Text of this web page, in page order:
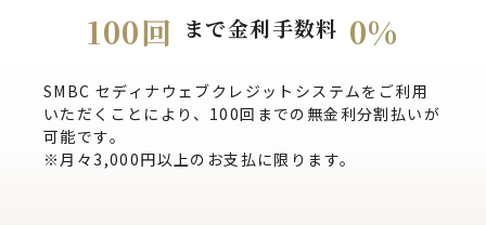
100回 まで金利手数料 0%
SMBC セディナウェブクレジットシステムをご利用
いただくことにより、100回までの無金利分割払いが
可能です。
※月々3,000円以上のお支払に限ります。